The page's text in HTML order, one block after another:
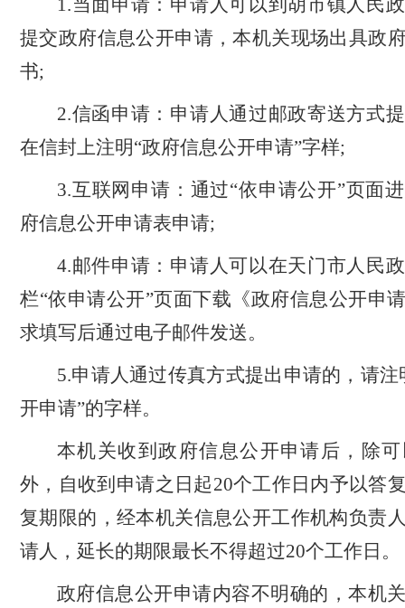
1.当面申请：申请人可以到胡市镇人民
提交政府信息公开申请，本机关现场出具政
书;
2.信函申请：申请人通过邮政寄送方式
在信封上注明“政府信息公开申请”字样;
3.互联网申请：通过“依申请公开”页面
府信息公开申请表申请;
4.邮件申请：申请人可以在天门市人民
栏“依申请公开”页面下载《政府信息公开申
求填写后通过电子邮件发送。
5.申请人通过传真方式提出申请的，请注
开申请”的字样。
本机关收到政府信息公开申请后，除
外，自收到申请之日起20个工作日内予以答
复期限的，经本机关信息公开工作机构负责
请人，延长的期限最长不得超过20个工作日。
政府信息公开申请内容不明确的，本机